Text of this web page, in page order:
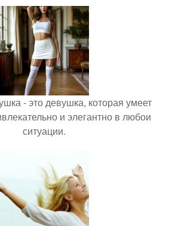
- это девушка, которая умеет
и элегантно в любои
ситуации.